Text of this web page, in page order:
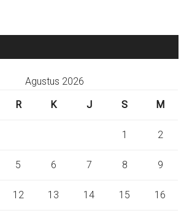
Agustus 2026
R K J S M
1 2
5 6 7 8 9
12 13 14 15 16